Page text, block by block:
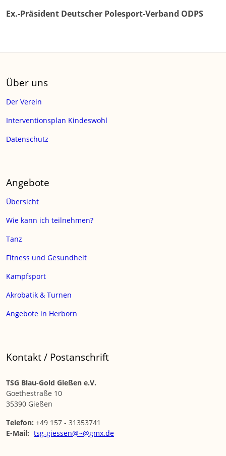
Ex.-Präsident Deutscher Polesport-Verband ODPS
Über uns
Der Verein
Interventionsplan Kindeswohl
Datenschutz
Angebote
Übersicht
Wie kann ich teilnehmen?
Tanz
Fitness und Gesundheit
Kampfsport
Akrobatik & Turnen
Angebote in Herborn
Kontakt / Postanschrift
TSG Blau-Gold Gießen e.V.
Goethestraße 10
35390 Gießen
Telefon: +49 157 - 31353741
E-Mail: tsg-giessen@~@gmx.de